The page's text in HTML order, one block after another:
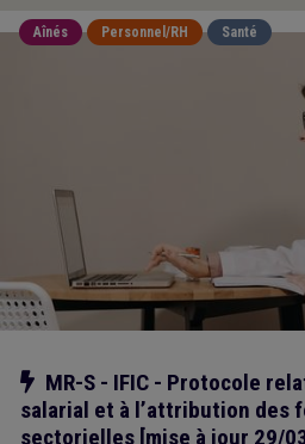
Aînés Personnel/RH Santé
Notre action
MR-S - IFIC - Protocole
salarial et à l’attribution des
sectorielles [mise à jour 29/